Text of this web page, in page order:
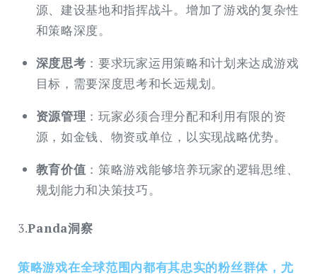
源、建设基地和指挥战斗。增加了游戏的复杂性
和策略深度。
深度思考 ：要求玩家运用策略和计划来达成游戏
目标，需要深度思考和长远规划。
资源管理 ：玩家必须合理分配和利用有限的资
源，如金钱、物资或单位，以实现战略优势。
教育价值 ：策略游戏能够培养玩家的逻辑思维、
规划能力和决策技巧。
3.Panda洞察
策略游戏在全球范围内都有其忠实的粉丝群体，尤